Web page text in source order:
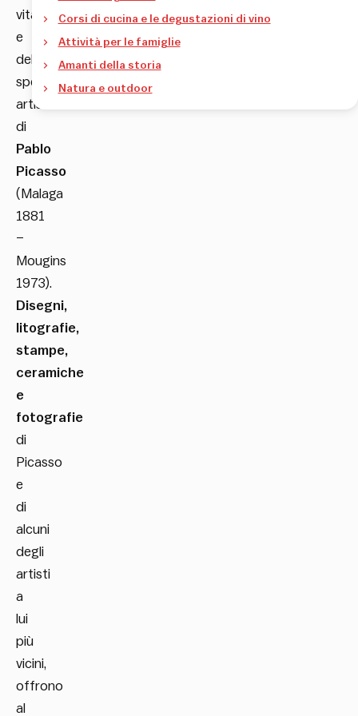
vita
e
delle
sperimentazioni
artistiche
di
Pablo
Picasso
(Malaga
1881
–
Mougins
1973).
Disegni,
litografie,
stampe,
ceramiche
e
fotografie
di
Picasso
e
di
alcuni
degli
artisti
a
lui
più
vicini,
offrono
al
Corsi di cucina e le degustazioni di vino
Attività per le famiglie
Amanti della storia
Natura e outdoor